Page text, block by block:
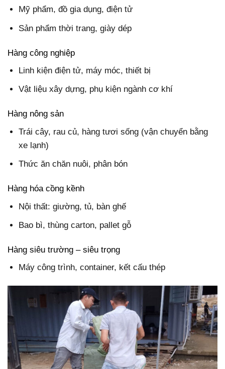
Mỹ phẩm, đồ gia dụng, điện tử
Sản phẩm thời trang, giày dép
Hàng công nghiệp
Linh kiện điện tử, máy móc, thiết bị
Vật liệu xây dựng, phụ kiện ngành cơ khí
Hàng nông sản
Trái cây, rau củ, hàng tươi sống (vận chuyển bằng
xe lạnh)
Thức ăn chăn nuôi, phân bón
Hàng hóa cồng kềnh
Nội thất: giường, tủ, bàn ghế
Bao bì, thùng carton, pallet gỗ
Hàng siêu trường – siêu trọng
Máy công trình, container, kết cấu thép